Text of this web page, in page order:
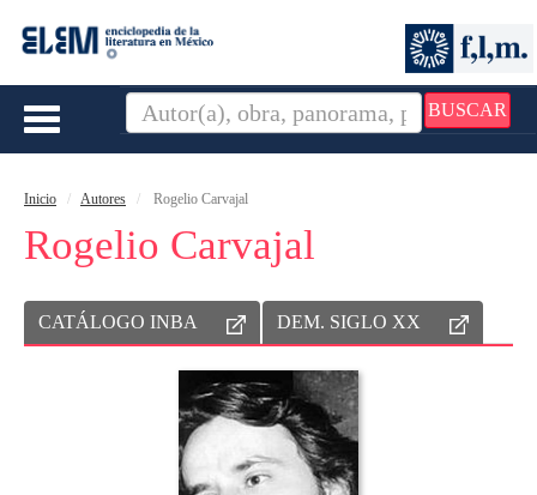
BUSCAR
Toggle
Inicio Autores Rogelio Carvajal
Rogelio Carvajal
CATÁLOGO INBA DEM. SIGLO XX